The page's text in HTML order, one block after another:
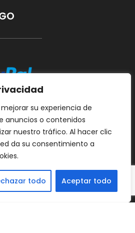
su experiencia de
anuncios o contenidos
nuestro tráfico. Al hacer clic
da su consentimiento a
todo Aceptar todo